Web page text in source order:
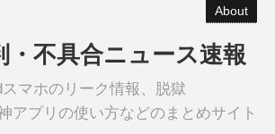
About
・不具合ニュース速報
マホのリーク情報、脱獄
アプリの使い方などのまとめサイト